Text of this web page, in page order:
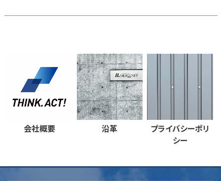
会社概要 沿革
プライバシーポリ
シー